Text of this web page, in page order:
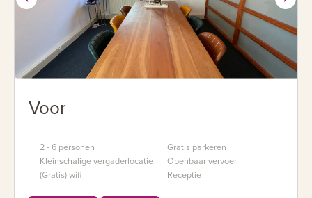
Voor
2 - 6 personen
Kleinschalige vergaderlocatie
(Gratis) wifi
Gratis parkeren
Openbaar vervoer
Receptie